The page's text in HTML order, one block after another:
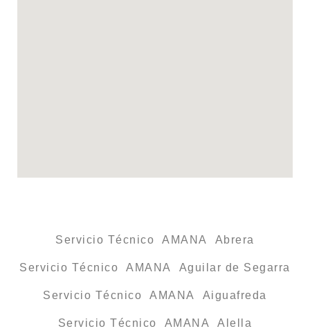
Servicio Técnico AMANA Abrera
Servicio Técnico AMANA Aguilar de Segarra
Servicio Técnico AMANA Aiguafreda
Servicio Técnico AMANA Alella